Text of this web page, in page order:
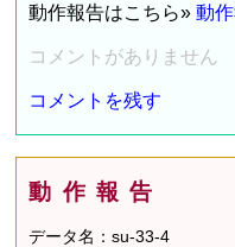
動作報告はこちら»動
コメントがありません
コメントを残す
動作報告
データ名：su-33-4